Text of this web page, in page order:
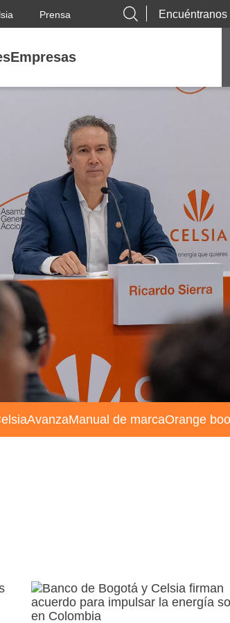
Prensa Encuéntranos
Empresas
AvanzaManual de marcaOrange